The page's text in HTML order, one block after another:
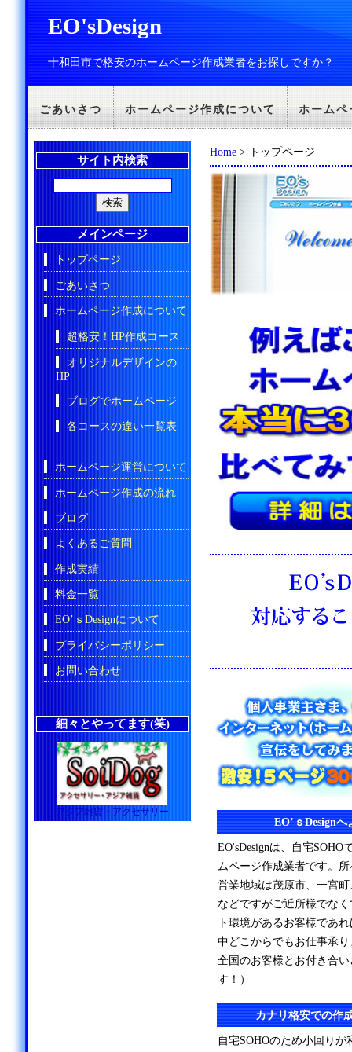
EO'sDesign
十和田市で格安のホームページ作成業者をお探しですか？
ごあいさつ ホームページ作成について ホームペ
Home > トップページ
EO’ｓDesign
EO'sDesignは、自宅SOHO
ムページ作成業者です。
営業地域は茂原市、一宮
などですがご近所様でな
ト環境があるお客様であ
中どこからでもお仕事承
全国のお客様とお付き合
す！）
カナリ格安での作
自宅SOHOのため小回り
サイト内検索
メインページ
トップページ
ごあいさつ
ホームページ作成について
超格安！HP作成コース
オリジナルデザインの
HP
ブログでホームページ
各コースの違い一覧表
ホームページ運営について
ホームページ作成の流れ
ブログ
よくあるご質問
作成実績
料金一覧
EO’ｓDesignについて
プライバシーポリシー
お問い合わせ
細々とやってます(笑)
アジア雑貨・アクセサリー